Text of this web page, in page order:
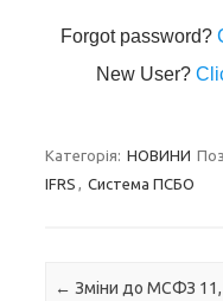
Forgot password?
New User?
Категорія: НОВИНИ
IFRS , Система ПСБО
Навігація по запису
← Зміни до МСФЗ 11,